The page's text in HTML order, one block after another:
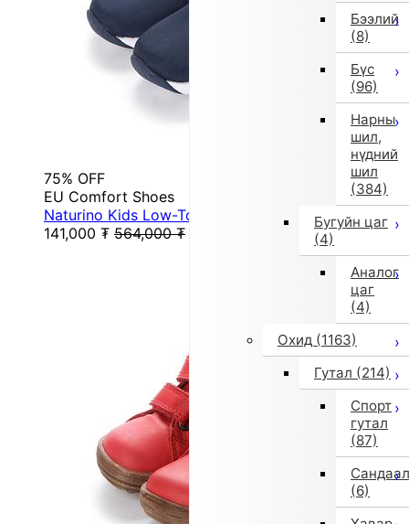
Бээлий
(8)
Бүс
(96)
Нарны
шил,
нүдний
шил
(384)
Бугуйн цаг
(4)
Аналог
цаг
(4)
Охид (1163)
Гутал (214)
Спорт
гутал
(87)
Сандаал
(6)
75% OFF
EU Comfort Shoes
Naturino Kids Low-Top Sneakers (Navy)
141,000 ₮ 564,000 ₮